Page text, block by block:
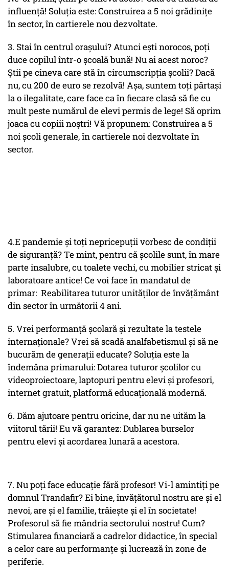
influență! Soluția este: Construirea a 5 noi grădinițe
în sector, în cartierele nou dezvoltate.
3. Stai în centrul orașului? Atunci ești norocos, poți
duce copilul într-o școală bună! Nu ai acest noroc?
Știi pe cineva care stă în circumscripția școlii? Dacă
nu, cu 200 de euro se rezolvă! Așa, suntem toți părtași
la o ilegalitate, care face ca în fiecare clasă să fie cu
mult peste numărul de elevi permis de lege! Să oprim
joaca cu copiii noștri! Vă propunem: Construirea a 5
noi școli generale, în cartierele noi dezvoltate în
sector.
4.E pandemie și toți nepricepuții vorbesc de condiții
de siguranță? Te mint, pentru că școlile sunt, în mare
parte insalubre, cu toalete vechi, cu mobilier stricat și
laboratoare antice! Ce voi face în mandatul de
primar: Reabilitarea tuturor unităților de învățământ
din sector în următorii 4 ani.
5. Vrei performanță școlară și rezultate la testele
internaționale? Vrei să scadă analfabetismul și să ne
bucurăm de generații educate? Soluția este la
îndemâna primarului: Dotarea tuturor școlilor cu
videoproiectoare, laptopuri pentru elevi și profesori,
internet gratuit, platformă educațională modernă.
6. Dăm ajutoare pentru oricine, dar nu ne uităm la
viitorul tării! Eu vă garantez: Dublarea burselor
pentru elevi și acordarea lunară a acestora.
7. Nu poți face educație fără profesor! Vi-l amintiți pe
domnul Trandafir? Ei bine, învățătorul nostru are și el
nevoi, are și el familie, trăiește și el în societate!
Profesorul să fie mândria sectorului nostru! Cum?
Stimularea financiară a cadrelor didactice, în special
a celor care au performanțe și lucrează în zone de
periferie.